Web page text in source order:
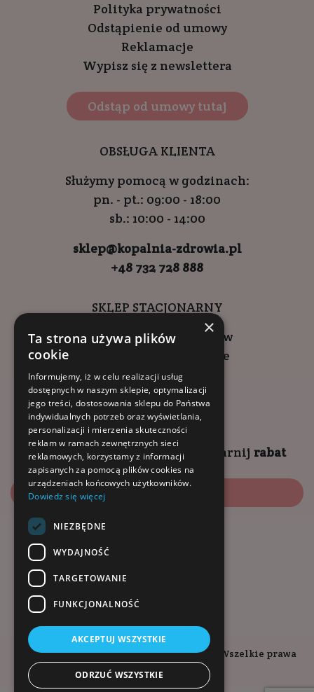
Polityka prywatności
Odstąpienie od umowy
Reklamacje
Wypisz się z newslettera
Odstąp od umowy tutaj
OBSŁUGA KLIENTA
Służymy pomocą w godzinach:
pn. - pt.: 09:00 - 18:00
sb.: 10:00 - 14:00
sklep@kopalnia-zdrowia.pl
+48 732 728 888
SKLEP STACJONARNY
ul. Wadowicka 6, Kraków
Kompleks Buma Square
godziny otwarcia:
9:00 - 18:00 (pon-pt)
10:00 - 14:00 (sob)
Zapisz się naNEWSLETTER zgarnij rabat
Zapisz się
Copyright © 2026. Kopalnia-Zdrowia.pl - Wszelkie prawa
×
Ta strona używa plików
cookie
Informujemy, iż w celu realizacji usług
dostępnych w naszym sklepie, optymalizacji
jego treści, dostosowania sklepu do Państwa
indywidualnych potrzeb oraz wyświetlania,
personalizacji i mierzenia skuteczności
reklam w ramach zewnętrznych sieci
reklamowych, korzystamy z informacji
zapisanych za pomocą plików cookies na
urządzeniach końcowych użytkowników.
Dowiedz się więcej
NIEZBĘDNE
WYDAJNOŚĆ
TARGETOWANIE
FUNKCJONALNOŚĆ
AKCEPTUJ WSZYSTKIE
ODRZUĆ WSZYSTKIE